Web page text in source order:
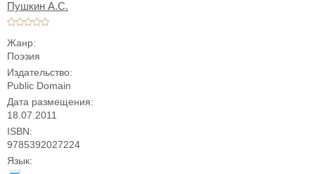
Пушкин А.С.
Жанр:
Поэзия
Издательство:
Public Domain
Дата размещения:
18.07.2011
ISBN:
9785392027224
Язык: